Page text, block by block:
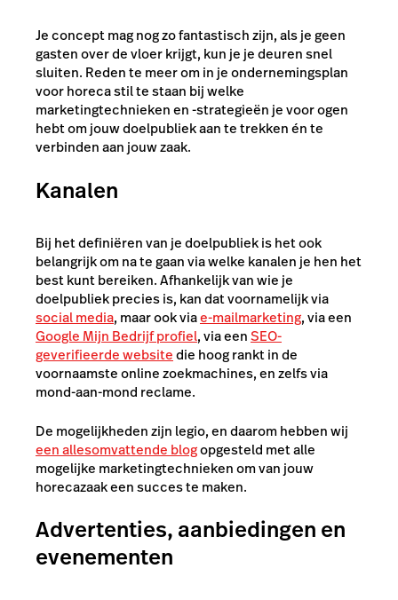
Je concept mag nog zo fantastisch zijn, als je geen
gasten over de vloer krijgt, kun je je deuren snel
sluiten. Reden te meer om in je ondernemingsplan
voor horeca stil te staan bij welke
marketingtechnieken en -strategieën je voor ogen
hebt om jouw doelpubliek aan te trekken én te
verbinden aan jouw zaak.
Kanalen
Bij het definiëren van je doelpubliek is het ook
belangrijk om na te gaan via welke kanalen je hen het
best kunt bereiken. Afhankelijk van wie je
doelpubliek precies is, kan dat voornamelijk via
social media, maar ook viae-mailmarketing, via een
Google Mijn Bedrijf profiel, via eenSEO-
geverifieerde websitedie hoog rankt in de
voornaamste online zoekmachines, en zelfs via
mond-aan-mond reclame.
De mogelijkheden zijn legio, en daarom hebben wij
een allesomvattende blogopgesteld met alle
mogelijke marketingtechnieken om van jouw
horecazaak een succes te maken.
Advertenties, aanbiedingen en
evenementen